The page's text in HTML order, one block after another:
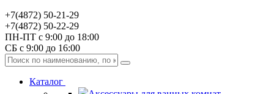
+7(4872) 50-21-29
+7(4872) 50-22-29
ПН-ПТ с 9:00 до 18:00
СБ с 9:00 до 16:00
Каталог